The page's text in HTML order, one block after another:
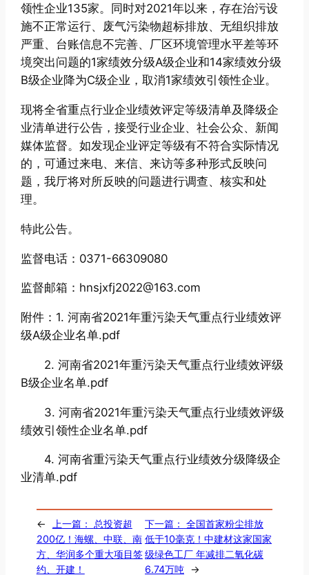
领性企业135家。同时对2021年以来，存在治污设
施不正常运行、废气污染物超标排放、无组织排放
严重、台账信息不完善、厂区环境管理水平差等环
境突出问题的1家绩效分级A级企业和14家绩效分级
B级企业降为C级企业，取消1家绩效引领性企业。
现将全省重点行业企业绩效评定等级清单及降级企
业清单进行公告，接受行业企业、社会公众、新闻
媒体监督。如发现企业评定等级有不符合实际情况
的，可通过来电、来信、来访等多种形式反映问
题，我厅将对所反映的问题进行调查、核实和处
理。
特此公告。
监督电话：0371-66309080
监督邮箱：hnsjxfj2022@163.com
附件：1. 河南省2021年重污染天气重点行业绩效评
级A级企业名单.pdf
2. 河南省2021年重污染天气重点行业绩效评级
B级企业名单.pdf
3. 河南省2021年重污染天气重点行业绩效评级
绩效引领性企业名单.pdf
4. 河南省重污染天气重点行业绩效分级降级企
业清单.pdf
← 上一篇： 总投资超
200亿！海螺、中联、南
方、华润多个重大项目签
约、开建！
下一篇： 全国首家粉尘排放
低于10毫克！中建材这家国家
级绿色工厂 年减排二氧化碳
6.74万吨 →